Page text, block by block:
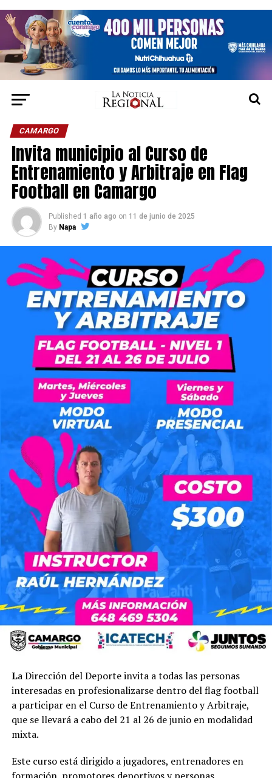
CAMARGO
Invita municipio al Curso de
Entrenamiento y Arbitraje en Flag
Football en Camargo
Published 1 año ago on 11 de junio de 2025
By Napa
La Dirección del Deporte invita a todas las personas
interesadas en profesionalizarse dentro del flag football
a participar en el Curso de Entrenamiento y Arbitraje,
que se llevará a cabo del 21 al 26 de junio en modalidad
mixta.
Este curso está dirigido a jugadores, entrenadores en